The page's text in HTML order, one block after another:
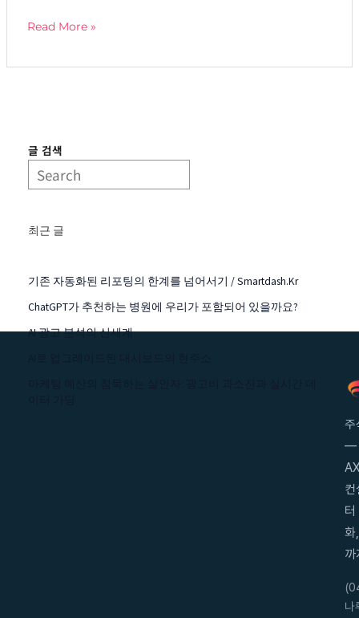
Read More »
글 검색
최근 글
기존 자동화된 리포팅의 한계를 넘어서기 / Smartdash.kr
ChatGPT가 추천하는 병원에 우리가 포함되어 있을까요?
AI 광고 분석의 신세계
주
—
컨
화
까
나